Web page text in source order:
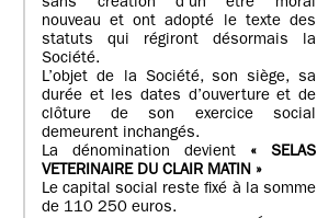
sans création d’un être moral
nouveau et ont adopté le texte des
statuts qui régiront désormais la
Société.
L’objet de la Société, son siège, sa
durée et les dates d’ouverture et de
clôture de son exercice social
demeurent inchangés.
La dénomination devient « SELAS
VETERINAIRE DU CLAIR MATIN »
Le capital social reste fixé à la somme
de 110 250 euros.